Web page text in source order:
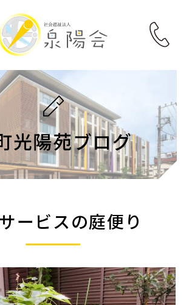
光陽苑ブログ
ービスの庭便り